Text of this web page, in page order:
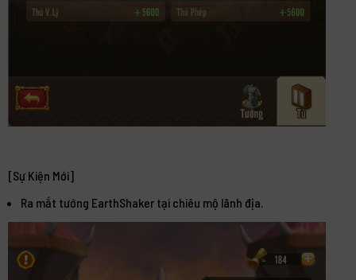
[Sự Kiện Mới]
Ra mắt tướng EarthShaker tại chiêu mộ lãnh địa.